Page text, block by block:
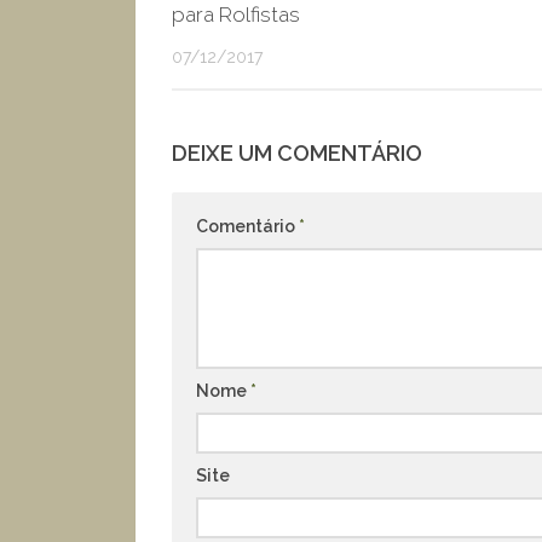
para Rolfistas
07/12/2017
DEIXE UM COMENTÁRIO
Comentário *
Nome *
Site